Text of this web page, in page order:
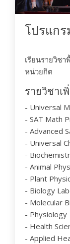
โปรแก
เรียนรายวิชา
หน่วยกิต
รายวิชาเ
- Universal
- SAT Math
- Advanced
- Universal
-
- Animal
- Plant
- Biology
- Molecular
- Physiology
- Health
- Applied